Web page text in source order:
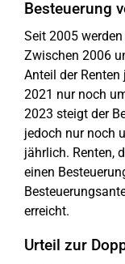
Besteuerung
Seit 2005
Zwischen 2006
Anteil der
2021 nur noch
2023 steigt der
jedoch nur noch
jährlich. Renten,
einen
erreicht.
Urteil zur